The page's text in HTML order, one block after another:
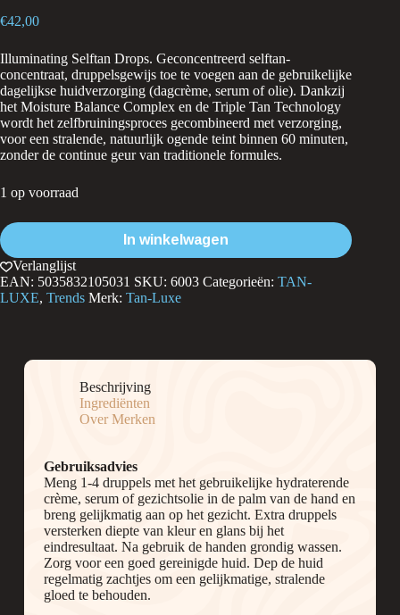
€42,00
Illuminating Selftan Drops. Geconcentreerd selftan-
concentraat, druppelsgewijs toe te voegen aan de gebruikelijke
dagelijkse huidverzorging (dagcrème, serum of olie). Dankzij
het Moisture Balance Complex en de Triple Tan Technology
wordt het zelfbruiningsproces gecombineerd met verzorging,
voor een stralende, natuurlijk ogende teint binnen 60 minuten,
zonder de continue geur van traditionele formules.
1 op voorraad
In winkelwagen
Verlanglijst
EAN: 5035832105031 SKU: 6003 Categorieën: TAN-
LUXE, Trends Merk: Tan-Luxe
Beschrijving
Ingrediënten
Over Merken
Gebruiksadvies
Meng 1-4 druppels met het gebruikelijke hydraterende
crème, serum of gezichtsolie in de palm van de hand en
breng gelijkmatig aan op het gezicht. Extra druppels
versterken diepte van kleur en glans bij het
eindresultaat. Na gebruik de handen grondig wassen.
Zorg voor een goed gereinigde huid. Dep de huid
regelmatig zachtjes om een gelijkmatige, stralende
gloed te behouden.